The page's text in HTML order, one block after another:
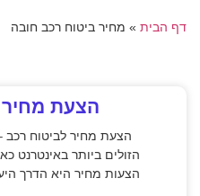
דף הבית » מחיר ביטוח רכב חובה
הצעת מחיר
הצעת מחיר לביטוח רכב
הזולים ביותר באינטרנט
הצעות מחיר היא הדרך